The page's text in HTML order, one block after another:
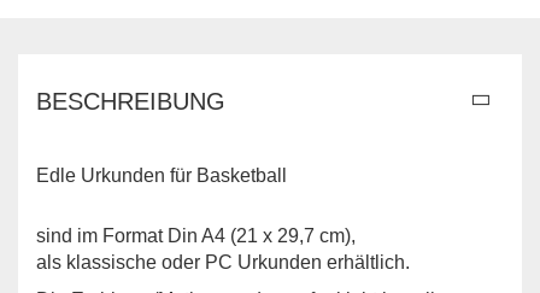
BESCHREIBUNG
Edle Urkunden für Basketball
sind im Format Din A4 (21 x 29,7 cm),
als klassische oder PC Urkunden erhältlich.